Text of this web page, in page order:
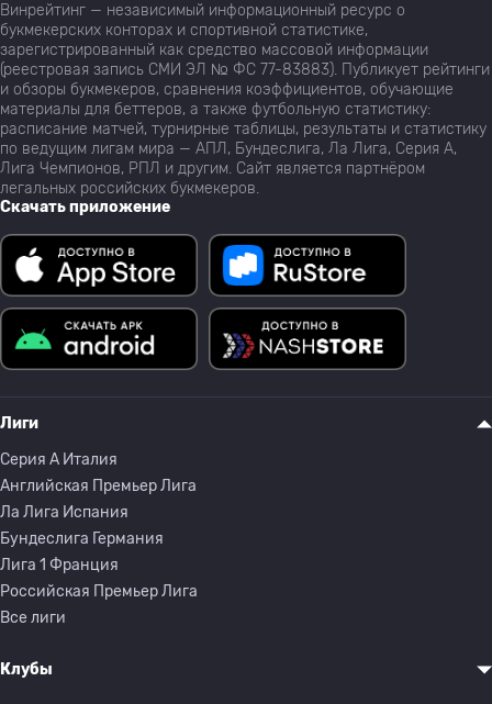
Винрейтинг — независимый информационный ресурс о
букмекерских конторах и спортивной статистике,
зарегистрированный как средство массовой информации
(реестровая запись СМИ ЭЛ № ФС 77-83883). Публикует рейтинги
и обзоры букмекеров, сравнения коэффициентов, обучающие
материалы для беттеров, а также футбольную статистику:
расписание матчей, турнирные таблицы, результаты и статистику
по ведущим лигам мира — АПЛ, Бундеслига, Ла Лига, Серия А,
Лига Чемпионов, РПЛ и другим. Сайт является партнёром
легальных российских букмекеров.
Скачать приложение
Лиги
Серия A Италия
Английская Премьер Лига
Ла Лига Испания
Бундеслига Германия
Лига 1 Франция
Российская Премьер Лига
Все лиги
Клубы